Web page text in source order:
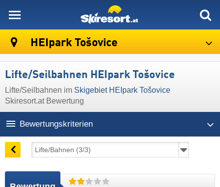
HEIpark Tošovice
Lifte/Seilbahnen HEIpark Tošovice
Lifte/Seilbahnen im Skigebiet HEIpark Tošovice
Skiresort.at Bewertung
Bewertungskriterien